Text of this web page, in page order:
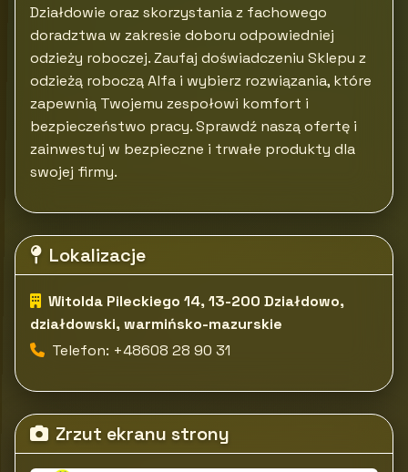
Działdowie oraz skorzystania z fachowego
doradztwa w zakresie doboru odpowiedniej
odzieży roboczej. Zaufaj doświadczeniu Sklepu z
odzieżą roboczą Alfa i wybierz rozwiązania, które
zapewnią Twojemu zespołowi komfort i
bezpieczeństwo pracy. Sprawdź naszą ofertę i
zainwestuj w bezpieczne i trwałe produkty dla
swojej firmy.
Lokalizacje
Witolda Pileckiego 14, 13-200 Działdowo,
działdowski, warmińsko-mazurskie
Telefon: +48608 28 90 31
Zrzut ekranu strony